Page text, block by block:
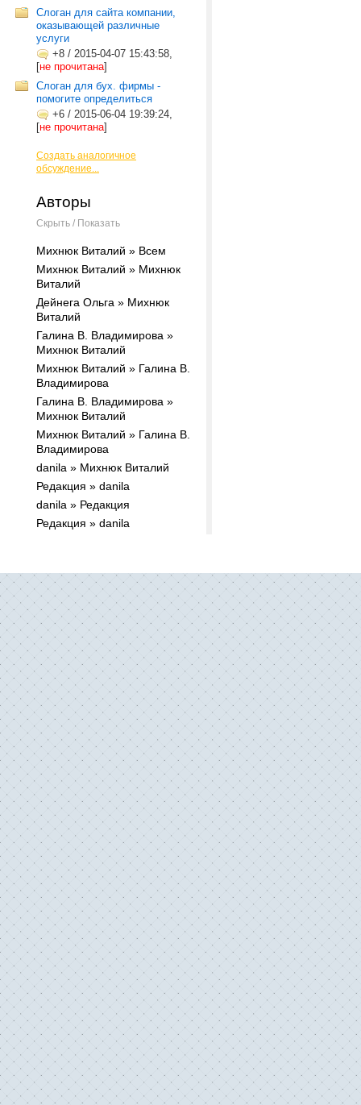
Слоган для сайта компании,
оказывающей различные
услуги
+8 / 2015-04-07 15:43:58,
[не прочитана]
Слоган для бух. фирмы -
помогите определиться
+6 / 2015-06-04 19:39:24,
[не прочитана]
Создать аналогичное
обсуждение...
Авторы
Скрыть / Показать
Михнюк Виталий » Всем
Михнюк Виталий » Михнюк
Виталий
Дейнега Ольга » Михнюк
Виталий
Галина В. Владимирова »
Михнюк Виталий
Михнюк Виталий » Галина В.
Владимирова
Галина В. Владимирова »
Михнюк Виталий
Михнюк Виталий » Галина В.
Владимирова
danila » Михнюк Виталий
Редакция » danila
danila » Редакция
Редакция » danila